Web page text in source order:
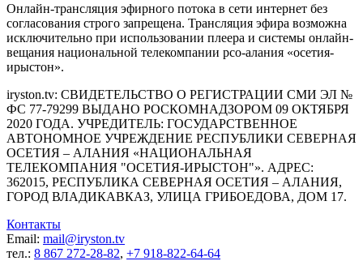
Онлайн-трансляция эфирного потока в сети интернет без
согласования строго запрещена. Трансляция эфира возможна
исключительно при использовании плеера и системы онлайн-
вещания национальной телекомпании рсо-алания «осетия-
ирыстон».
iryston.tv: CВИДЕТЕЛЬСТВО О РЕГИСТРАЦИИ СМИ ЭЛ №
ФС 77-79299 ВЫДАНО РОСКОМНАДЗОРОМ 09 ОКТЯБРЯ
2020 ГОДА. УЧРЕДИТЕЛЬ: ГОСУДАРСТВЕННОЕ
АВТОНОМНОЕ УЧРЕЖДЕНИЕ РЕСПУБЛИКИ СЕВЕРНАЯ
ОСЕТИЯ – АЛАНИЯ «НАЦИОНАЛЬНАЯ
ТЕЛЕКОМПАНИЯ "ОСЕТИЯ-ИРЫСТОН"». АДРЕС:
362015, РЕСПУБЛИКА СЕВЕРНАЯ ОСЕТИЯ – АЛАНИЯ,
ГОРОД ВЛАДИКАВКАЗ, УЛИЦА ГРИБОЕДОВА, ДОМ 17.
Контакты
Email: mail@iryston.tv
тел.: 8 867 272-28-82, +7 918-822-64-64